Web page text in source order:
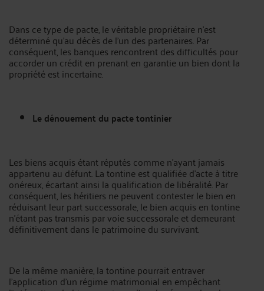
Dans ce type de pacte, le véritable propriétaire n'est
déterminé qu'au décès de l'un des partenaires. Par
conséquent, les banques rencontrent des difficultés pour
accorder un crédit en prenant en garantie un bien dont la
propriété est incertaine.
Le dénouement du pacte tontinier
Les biens acquis étant réputés comme n’ayant jamais
appartenu au défunt. La tontine est qualifiée d'acte à titre
onéreux, écartant ainsi la qualification de libéralité. Par
conséquent, les héritiers ne peuvent contester le bien en
réduisant leur part successorale, le bien acquis en tontine
n'étant pas transmis par voie successorale et demeurant
définitivement dans le patrimoine du survivant.
De la même manière, la tontine pourrait entraver
l'application d'un régime matrimonial en empêchant